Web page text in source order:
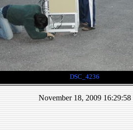
DSC_4236
November 18, 2009 16:29:58